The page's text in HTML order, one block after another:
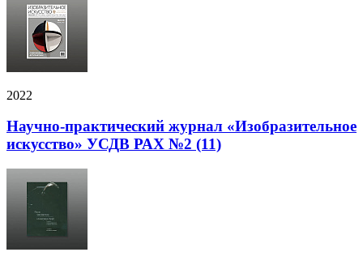
2022
Научно-практический журнал «Изобразительное
искусство» УСДВ РАХ №2 (11)